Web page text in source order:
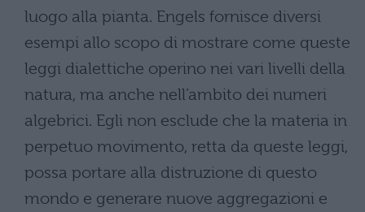
luogo alla pianta. Engels fornisce diversi
esempi allo scopo di mostrare come queste
leggi dialettiche operino nei vari livelli della
natura, ma anche nell’ambito dei numeri
algebrici. Egli non esclude che la materia in
perpetuo movimento, retta da queste leggi,
possa portare alla distruzione di questo
mondo e generare nuove aggregazioni e